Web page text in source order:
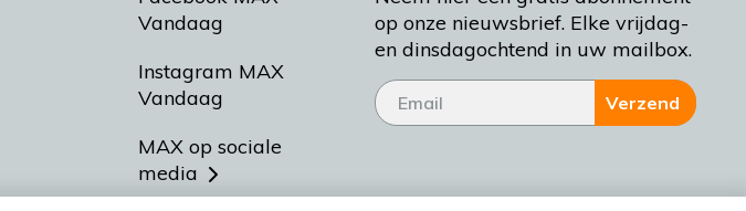
Vandaag
Instagram MAX
Vandaag
MAX op sociale
media
op onze nieuwsbrief. Elke vrijdag-
en dinsdagochtend in uw mailbox.
Verzend